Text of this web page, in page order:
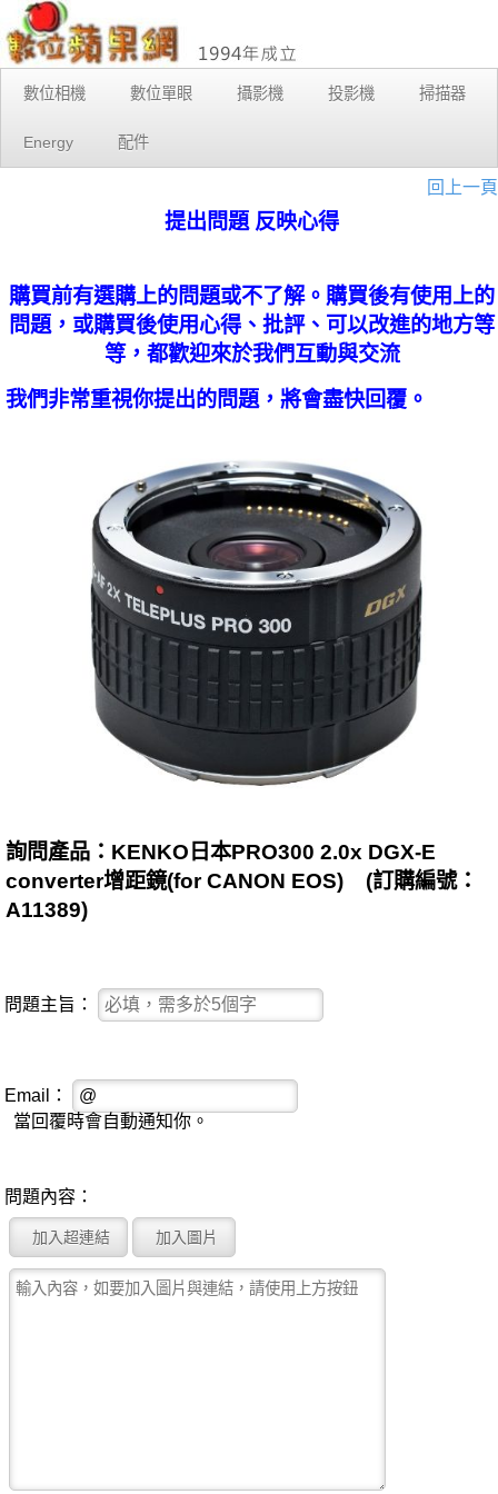
數位相機 數位單眼 攝影機 投影機 掃描器
Energy 配件
回上一頁
提出問題 反映心得
購買前有選購上的問題或不了解。購買後有使用上的
問題，或購買後使用心得、批評、可以改進的地方等
等，都歡迎來於我們互動與交流
我們非常重視你提出的問題，將會盡快回覆。
詢問產品：KENKO日本PRO300 2.0x DGX-E
converter增距鏡(for CANON EOS) (訂購編號：
A11389)
問題主旨：
Email：
當回覆時會自動通知你。
問題內容：